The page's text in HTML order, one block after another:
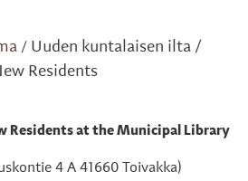
/ Uuden kuntalaisen ilta /
Residents
Residentsat the Municipal Library
4 A 41660 Toivakka)